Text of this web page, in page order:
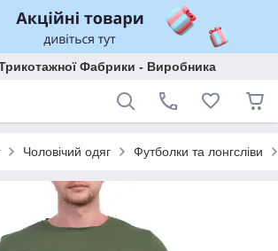
Фабрики - Виробника
Чоловічий одяг Футболки та лонгсліви